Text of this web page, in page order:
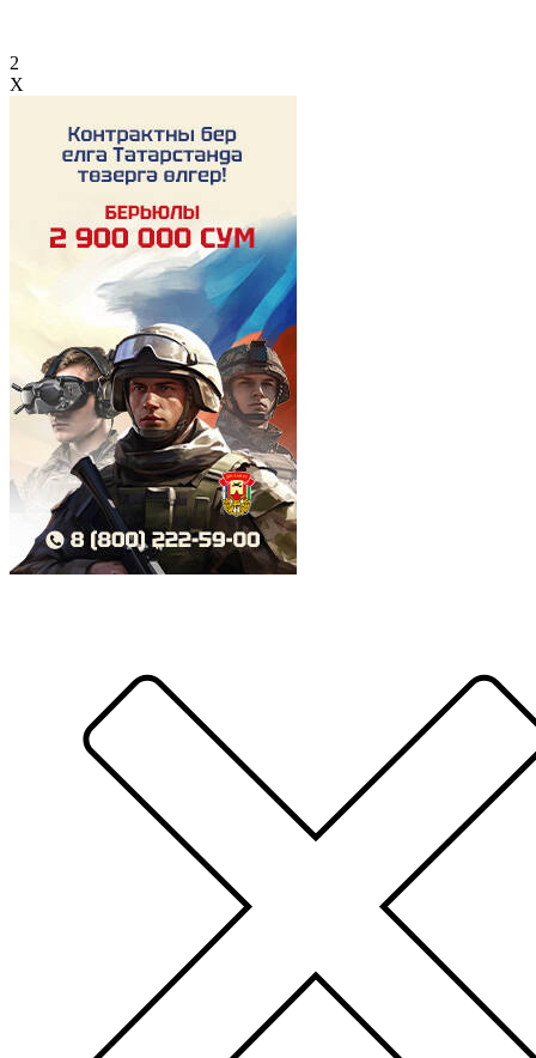
2
X